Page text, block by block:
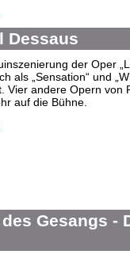
Dessaus
der Oper
als „Sensation“ und
Vier andere Opern von
auf die Bühne.
Gesangs -